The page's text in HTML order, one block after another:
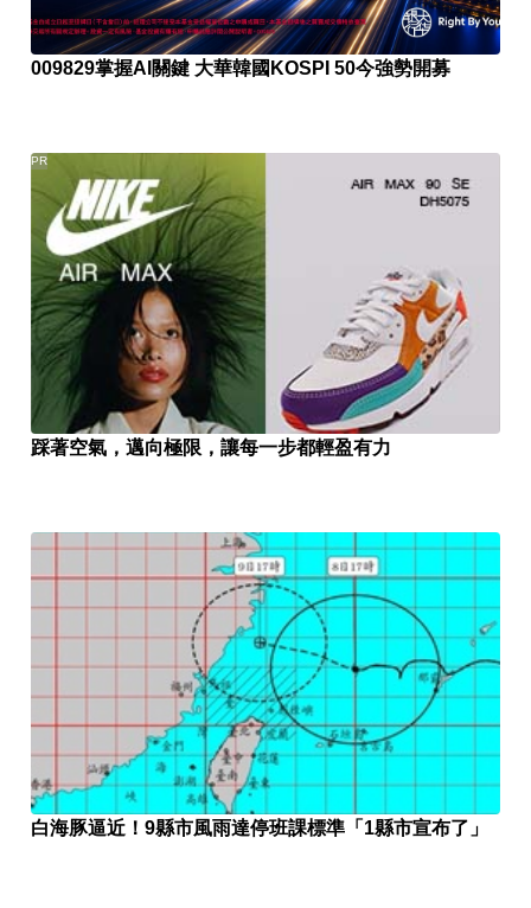
009829掌握AI關鍵 大華韓國KOSPI 50今強勢開募
踩著空氣，邁向極限，讓每一步都輕盈有力
PR
白海豚逼近！9縣市風雨達停班課標準「1縣市宣布了」